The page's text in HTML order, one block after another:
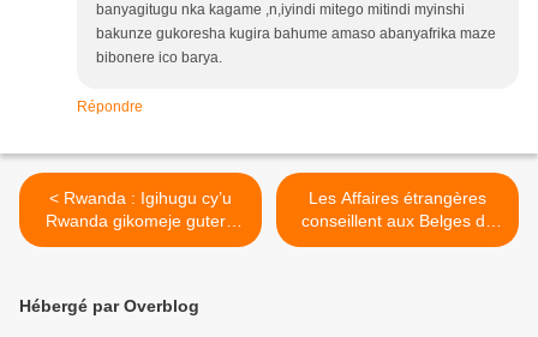
banyagitugu nka kagame ,n,iyindi mitego mitindi myinshi
bakunze gukoresha kugira bahume amaso abanyafrika maze
bibonere ico barya.
Répondre
< Rwanda : Igihugu cy’u
Rwanda gikomeje gutera
utwatsi ibyo gukora
gisilikare !
Les Affaires étrangères
conseillent aux Belges de
quitter le Burundi >
Hébergé par Overblog